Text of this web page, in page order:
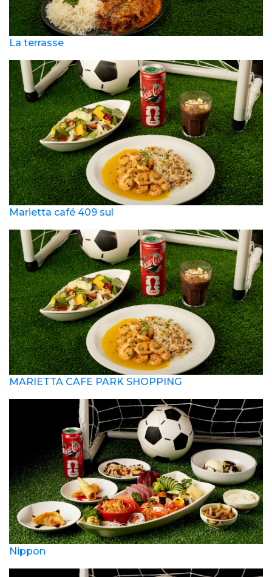
La terrasse
Marietta café 409 sul
MARIETTA CAFE PARK SHOPPING
Nippon